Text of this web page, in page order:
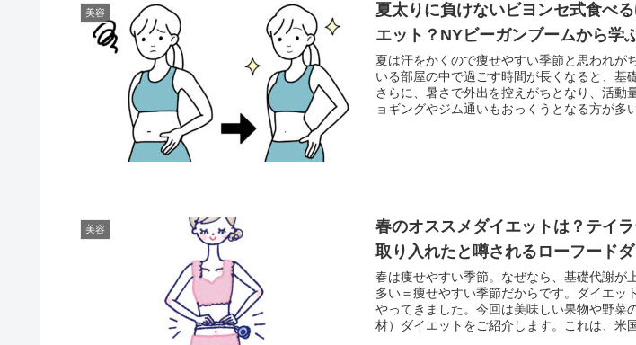
美容
夏太りに負けないビヨンセ式食べ
エット？NYビーガンブームから学
夏は汗をかくので痩せやすい季節と思われが
いる部屋の中で過ごす時間が長くなると、基
さらに、暑さで外出を控えがちとなり、活動
ョギングやジム通いもおっくうとなる方が多
美容
春のオススメダイエットは？テイ
取り入れたと噂されるローフード
春は痩せやすい季節。なぜなら、基礎代謝が
多い＝痩せやすい季節だからです。ダイエッ
やってきました。今回は美味しい果物や野菜
材）ダイエットをご紹介します。これは、米